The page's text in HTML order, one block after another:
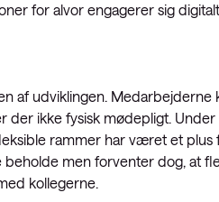
for alvor engagerer sig
af udviklingen.
der ikke fysisk mødepligt.
rammer har været et
men forventer dog, at
kollegerne.